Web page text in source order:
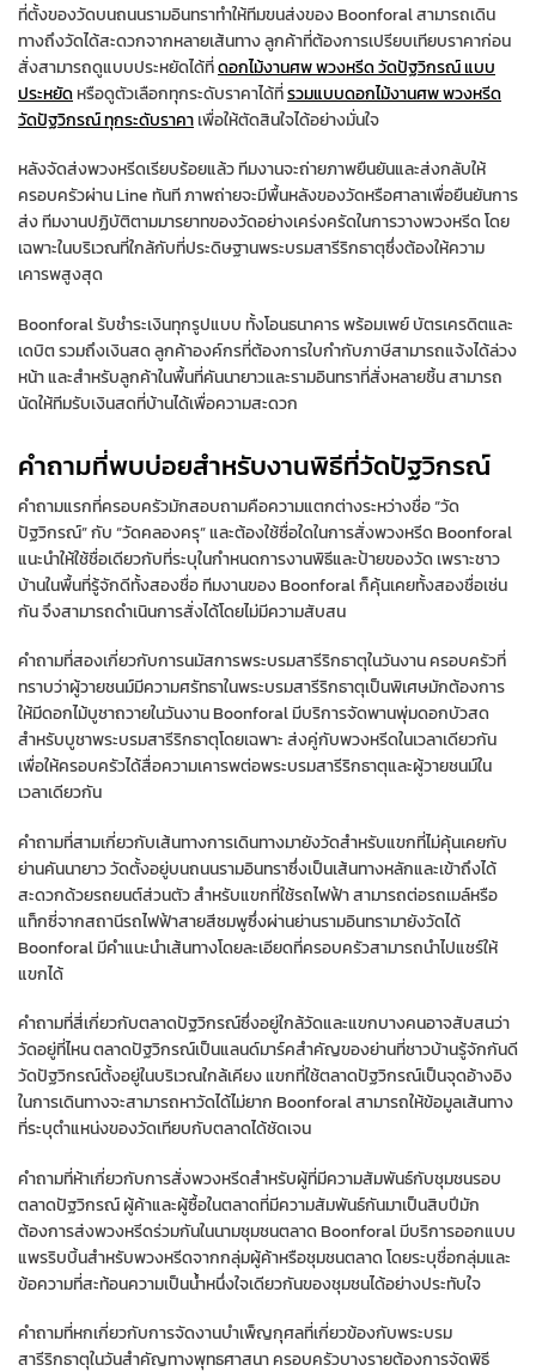
ที่ตั้งของวัดบนถนนรามอินทราทำให้ทีมขนส่งของ Boonforal สามารถเดิน
ทางถึงวัดได้สะดวกจากหลายเส้นทาง ลูกค้าที่ต้องการเปรียบเทียบราคาก่อน
สั่งสามารถดูแบบประหยัดได้ที่ดอกไม้งานศพ พวงหรีด วัดปัฐวิกรณ์ แบบ
ประหยัดหรือดูตัวเลือกทุกระดับราคาได้ที่รวมแบบดอกไม้งานศพ พวงหรีด
วัดปัฐวิกรณ์ ทุกระดับราคาเพื่อให้ตัดสินใจได้อย่างมั่นใจ
หลังจัดส่งพวงหรีดเรียบร้อยแล้ว ทีมงานจะถ่ายภาพยืนยันและส่งกลับให้
ครอบครัวผ่าน Line ทันที ภาพถ่ายจะมีพื้นหลังของวัดหรือศาลาเพื่อยืนยันการ
ส่ง ทีมงานปฏิบัติตามมารยาทของวัดอย่างเคร่งครัดในการวางพวงหรีด โดย
เฉพาะในบริเวณที่ใกล้กับที่ประดิษฐานพระบรมสารีริกธาตุซึ่งต้องให้ความ
เคารพสูงสุด
Boonforal รับชำระเงินทุกรูปแบบ ทั้งโอนธนาคาร พร้อมเพย์ บัตรเครดิตและ
เดบิต รวมถึงเงินสด ลูกค้าองค์กรที่ต้องการใบกำกับภาษีสามารถแจ้งได้ล่วง
หน้า และสำหรับลูกค้าในพื้นที่คันนายาวและรามอินทราที่สั่งหลายชิ้น สามารถ
นัดให้ทีมรับเงินสดที่บ้านได้เพื่อความสะดวก
คำถามที่พบบ่อยสำหรับงานพิธีที่วัดปัฐวิกรณ์
คำถามแรกที่ครอบครัวมักสอบถามคือความแตกต่างระหว่างชื่อ “วัด
ปัฐวิกรณ์” กับ “วัดคลองครุ” และต้องใช้ชื่อใดในการสั่งพวงหรีด Boonforal
แนะนำให้ใช้ชื่อเดียวกับที่ระบุในกำหนดการงานพิธีและป้ายของวัด เพราะชาว
บ้านในพื้นที่รู้จักดีทั้งสองชื่อ ทีมงานของ Boonforal ก็คุ้นเคยทั้งสองชื่อเช่น
กัน จึงสามารถดำเนินการสั่งได้โดยไม่มีความสับสน
คำถามที่สองเกี่ยวกับการนมัสการพระบรมสารีริกธาตุในวันงาน ครอบครัวที่
ทราบว่าผู้วายชนม์มีความศรัทธาในพระบรมสารีริกธาตุเป็นพิเศษมักต้องการ
ให้มีดอกไม้บูชาถวายในวันงาน Boonforal มีบริการจัดพานพุ่มดอกบัวสด
สำหรับบูชาพระบรมสารีริกธาตุโดยเฉพาะ ส่งคู่กับพวงหรีดในเวลาเดียวกัน
เพื่อให้ครอบครัวได้สื่อความเคารพต่อพระบรมสารีริกธาตุและผู้วายชนม์ใน
เวลาเดียวกัน
คำถามที่สามเกี่ยวกับเส้นทางการเดินทางมายังวัดสำหรับแขกที่ไม่คุ้นเคยกับ
ย่านคันนายาว วัดตั้งอยู่บนถนนรามอินทราซึ่งเป็นเส้นทางหลักและเข้าถึงได้
สะดวกด้วยรถยนต์ส่วนตัว สำหรับแขกที่ใช้รถไฟฟ้า สามารถต่อรถเมล์หรือ
แท็กซี่จากสถานีรถไฟฟ้าสายสีชมพูซึ่งผ่านย่านรามอินทรามายังวัดได้
Boonforal มีคำแนะนำเส้นทางโดยละเอียดที่ครอบครัวสามารถนำไปแชร์ให้
แขกได้
คำถามที่สี่เกี่ยวกับตลาดปัฐวิกรณ์ซึ่งอยู่ใกล้วัดและแขกบางคนอาจสับสนว่า
วัดอยู่ที่ไหน ตลาดปัฐวิกรณ์เป็นแลนด์มาร์คสำคัญของย่านที่ชาวบ้านรู้จักกันดี
วัดปัฐวิกรณ์ตั้งอยู่ในบริเวณใกล้เคียง แขกที่ใช้ตลาดปัฐวิกรณ์เป็นจุดอ้างอิง
ในการเดินทางจะสามารถหาวัดได้ไม่ยาก Boonforal สามารถให้ข้อมูลเส้นทาง
ที่ระบุตำแหน่งของวัดเทียบกับตลาดได้ชัดเจน
คำถามที่ห้าเกี่ยวกับการสั่งพวงหรีดสำหรับผู้ที่มีความสัมพันธ์กับชุมชนรอบ
ตลาดปัฐวิกรณ์ ผู้ค้าและผู้ซื้อในตลาดที่มีความสัมพันธ์กันมาเป็นสิบปีมัก
ต้องการส่งพวงหรีดร่วมกันในนามชุมชนตลาด Boonforal มีบริการออกแบบ
แพรริบบิ้นสำหรับพวงหรีดจากกลุ่มผู้ค้าหรือชุมชนตลาด โดยระบุชื่อกลุ่มและ
ข้อความที่สะท้อนความเป็นน้ำหนึ่งใจเดียวกันของชุมชนได้อย่างประทับใจ
คำถามที่หกเกี่ยวกับการจัดงานบำเพ็ญกุศลที่เกี่ยวข้องกับพระบรม
สารีริกธาตุในวันสำคัญทางพุทธศาสนา ครอบครัวบางรายต้องการจัดพิธี